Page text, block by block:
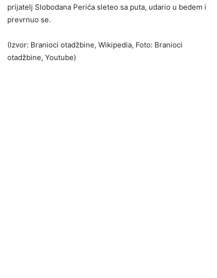
prijatelj Slobodana Perića sleteo sa puta, udario u bedem i
prevrnuo se.
(Izvor: Branioci otadžbine, Wikipedia, Foto: Branioci
otadžbine, Youtube)